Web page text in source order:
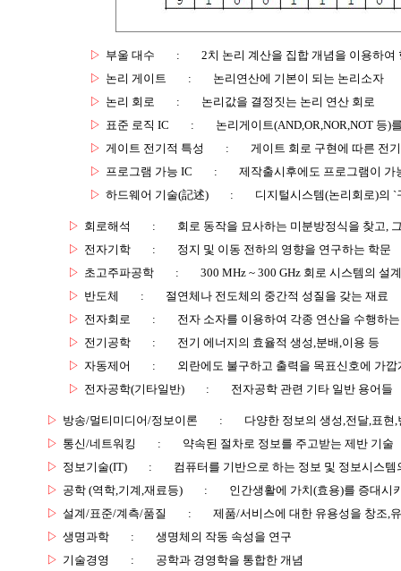
▷ 부울 대수 :
2치 논리 계산을 집합 개념을 이용하여
▷ 논리 게이트 :
논리연산에 기본이 되는 논리소자
▷ 논리 회로 :
논리값을 결정짓는 논리 연산 회로
▷ 표준 로직 IC :
논리게이트(AND,OR,NOR,NOT 등)
▷ 게이트 전기적 특성 :
게이트 회로 구현에 따른 전
▷ 프로그램 가능 IC :
제작출시후에도 프로그램이 가
▷ 하드웨어 기술(記述) : 디지털시스템(논리회로)의
▷ 회로해석 :
회로 동작을 묘사하는 미분방정식을 찾고,
▷ 전자기학 :
정지 및 이동 전하의 영향을 연구하는 학문
▷ 초고주파공학 :
300 MHz ~ 300 GHz 회로 시스템의 설
▷ 반도체 :
절연체나 전도체의 중간적 성질을 갖는 재료
▷ 전자회로 :
전자 소자를 이용하여 각종 연산을 수행하
▷ 전기공학 :
전기 에너지의 효율적 생성,분배,이용 등
▷ 자동제어 :
외란에도 불구하고 출력을 목표신호에 가
▷ 전자공학(기타일반) : 전자공학 관련 기타 일반 용어들
▷ 방송/멀티미디어/정보이론 :
다양한 정보의 생성,전달,표현
▷ 통신/네트워킹 :
약속된 절차로 정보를 주고받는 제반 기술
▷ 정보기술(IT) :
컴퓨터를 기반으로 하는 정보 및 정보시스템
▷ 공학 (역학,기계,재료등) :
인간생활에 가치(효용)를 증대시
▷ 설계/표준/계측/품질 :
제품/서비스에 대한 유용성을 창조,
▷ 생명과학 :
생명체의 작동 속성을 연구
▷ 기술경영 : 공학과 경영학을 통합한 개념